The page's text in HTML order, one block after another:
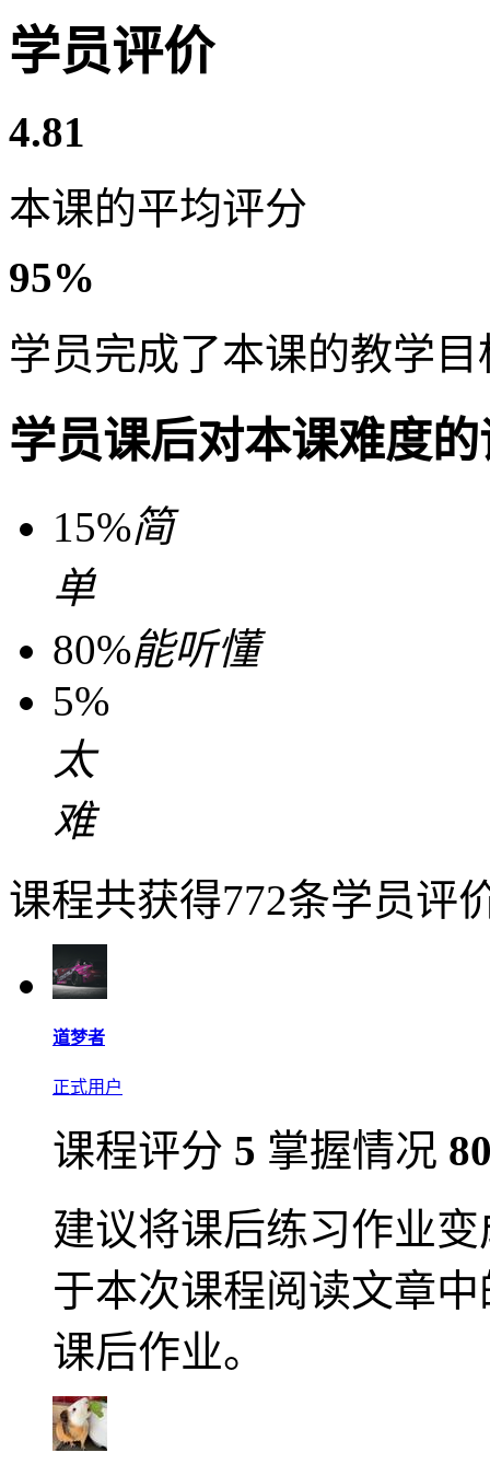
学员评价
4.81
本课的平均评分
95%
学员完成了本课的教学目
学员课后对本课难度
15%简
单
80%能听懂
5%
太
难
课程共获得772条学员评
道梦者
正式用户
课程评分 5 掌握情况
建议将课后练习作业
于本次课程阅读文章
课后作业。